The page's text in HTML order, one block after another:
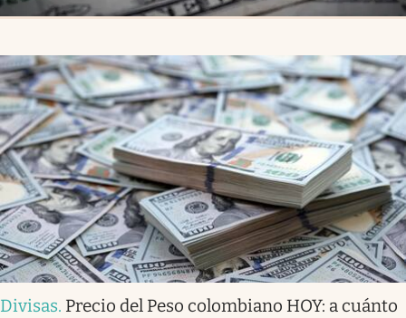
Divisas. Precio del Peso colombiano HOY: a cuánto